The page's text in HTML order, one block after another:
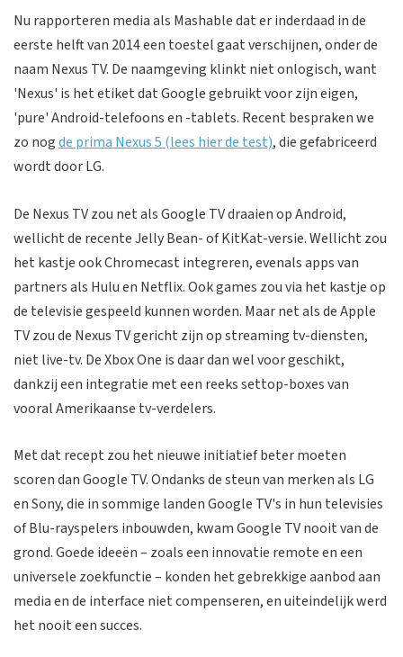
Nu rapporteren media als Mashable dat er inderdaad in de
eerste helft van 2014 een toestel gaat verschijnen, onder de
naam Nexus TV. De naamgeving klinkt niet onlogisch, want
'Nexus' is het etiket dat Google gebruikt voor zijn eigen,
'pure' Android-telefoons en -tablets. Recent bespraken we
zo nogde prima Nexus 5 (lees hier de test), die gefabriceerd
wordt door LG.
De Nexus TV zou net als Google TV draaien op Android,
wellicht de recente Jelly Bean- of KitKat-versie. Wellicht zou
het kastje ook Chromecast integreren, evenals apps van
partners als Hulu en Netflix. Ook games zou via het kastje op
de televisie gespeeld kunnen worden. Maar net als de Apple
TV zou de Nexus TV gericht zijn op streaming tv-diensten,
niet live-tv. De Xbox One is daar dan wel voor geschikt,
dankzij een integratie met een reeks settop-boxes van
vooral Amerikaanse tv-verdelers.
Met dat recept zou het nieuwe initiatief beter moeten
scoren dan Google TV. Ondanks de steun van merken als LG
en Sony, die in sommige landen Google TV's in hun televisies
of Blu-rayspelers inbouwden, kwam Google TV nooit van de
grond. Goede ideeën – zoals een innovatie remote en een
universele zoekfunctie – konden het gebrekkige aanbod aan
media en de interface niet compenseren, en uiteindelijk werd
het nooit een succes.